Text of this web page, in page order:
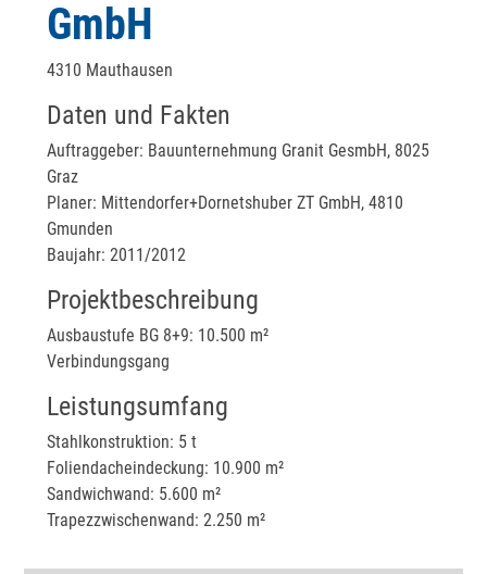
GmbH
4310 Mauthausen
Daten und Fakten
Auftraggeber: Bauunternehmung Granit GesmbH, 8025
Graz
Planer: Mittendorfer+Dornetshuber ZT GmbH, 4810
Gmunden
Baujahr: 2011/2012
Projektbeschreibung
Ausbaustufe BG 8+9: 10.500 m²
Verbindungsgang
Leistungsumfang
Stahlkonstruktion: 5 t
Foliendacheindeckung: 10.900 m²
Sandwichwand: 5.600 m²
Trapezzwischenwand: 2.250 m²